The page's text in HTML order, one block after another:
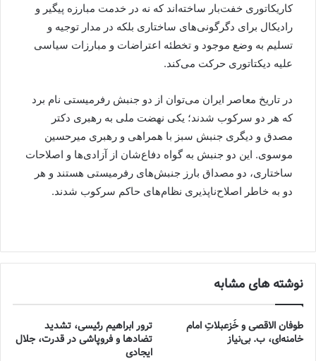
کاریکاتوری خفت‌بار ساخته‌اند که نه در خدمت مبارزه پیگیر و
رادیکال برای دگرگونی‌های ساختاری بلکه در مدار توجیه و
تسلیم به وضع موجود و تخطئه اعتراضات و مبارزات سیاسی
علیه دیکتاتوری حرکت می‌کند.
در تاریخ معاصر ایران می‌توان از دو جنبش رفرمیستی نام برد
که هر دو سرکوب شدند؛ یکی نهضت ملی به رهبری دکتر
مصدق و دیگری جنبش سبز با همراهی و رهبری میرحسین
موسوی. این دو جنبش به گواه دفاع‌شان از آزادی‌ها و اصلاحات
ساختاری، دو مصداق بارز جنبش‌های رفرمیستی هستند و هر
دو به خاطر اصلاح‌ناپذیری نظام‌های حاکم سرکوب شدند.
نوشته های مشابه
طوفان الاقصی و خُزعبلاتِ امام
خامنه‌ای، ب. بی‌نیاز
ترور ابراهیم رئیسی، تشدید
تضادها و فروپاشی در قدرت، جلال
ایجادی